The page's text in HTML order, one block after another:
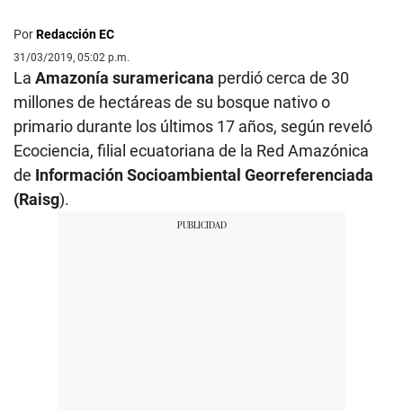
PorRedacción EC
31/03/2019, 05:02 p.m.
La Amazonía suramericana perdió cerca de 30
millones de hectáreas de su bosque nativo o
primario durante los últimos 17 años, según reveló
Ecociencia, filial ecuatoriana de la Red Amazónica
de Información Socioambiental Georreferenciada
(Raisg).